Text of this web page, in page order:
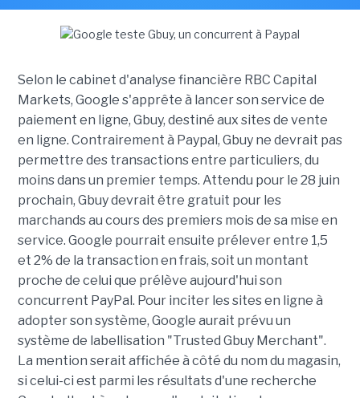
Selon le cabinet d'analyse financière RBC Capital
Markets, Google s'apprête à lancer son service de
paiement en ligne, Gbuy, destiné aux sites de vente
en ligne. Contrairement à Paypal, Gbuy ne devrait pas
permettre des transactions entre particuliers, du
moins dans un premier temps. Attendu pour le 28 juin
prochain, Gbuy devrait être gratuit pour les
marchands au cours des premiers mois de sa mise en
service. Google pourrait ensuite prélever entre 1,5
et 2% de la transaction en frais, soit un montant
proche de celui que prélève aujourd'hui son
concurrent PayPal. Pour inciter les sites en ligne à
adopter son système, Google aurait prévu un
système de labellisation "Trusted Gbuy Merchant".
La mention serait affichée à côté du nom du magasin,
si celui-ci est parmi les résultats d'une recherche